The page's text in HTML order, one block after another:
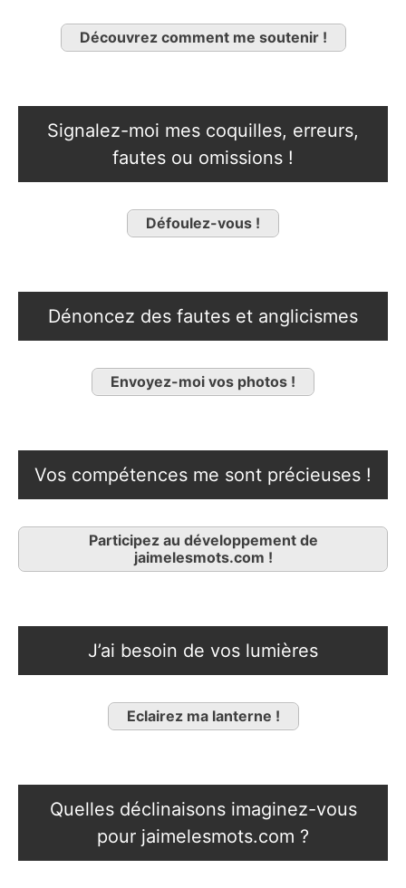
Découvrez comment me soutenir !
Signalez-moi mes coquilles, erreurs,
fautes ou omissions !
Défoulez-vous !
Dénoncez des fautes et anglicismes
Envoyez-moi vos photos !
Vos compétences me sont précieuses !
Participez au développement de
jaimelesmots.com !
J’ai besoin de vos lumières
Eclairez ma lanterne !
Quelles déclinaisons imaginez-vous
pour jaimelesmots.com ?